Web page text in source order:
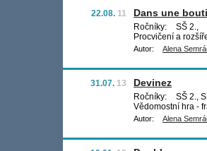
22.08. 11 Dans une
Ročníky:
SŠ 2.,
Procvičení a
Autor: Alena
31.07. 13 Devinez
Ročníky:
SŠ 2.,
Vědomostní hra -
Autor: Alena